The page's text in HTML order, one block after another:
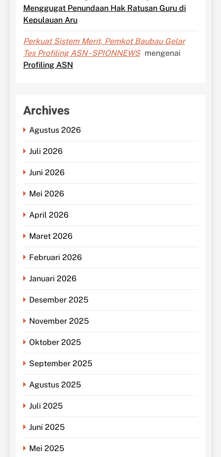
Menggugat Penundaan Hak Ratusan Guru di
Kepulauan Aru
Perkuat Sistem Merit, Pemkot Baubau Gelar
Tes Profiling ASN - SPIONNEWS mengenai
Profiling ASN
Archives
Agustus 2026
Juli 2026
Juni 2026
Mei 2026
April 2026
Maret 2026
Februari 2026
Januari 2026
Desember 2025
November 2025
Oktober 2025
September 2025
Agustus 2025
Juli 2025
Juni 2025
Mei 2025